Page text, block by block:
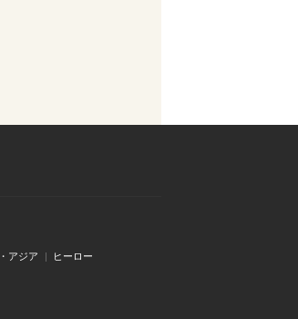
アジア ヒーロー